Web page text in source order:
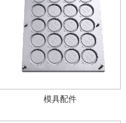
模具配件